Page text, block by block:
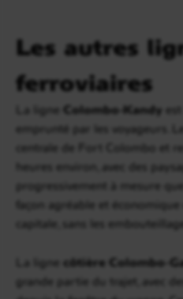
Les autres
ferroviaires
La ligne Colombo-Kandy
emprunté par les voyageurs.
centrale de Fort Colombo et
heures environ, avec des
progressivement à mesure
façon agréable et
capitale, sans les
La ligne côtière Colombo-
grande partie du trajet, avec